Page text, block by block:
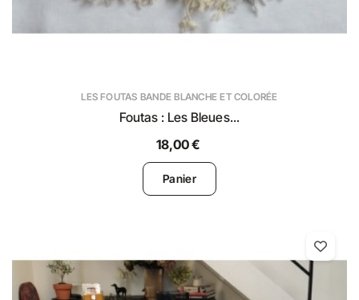
LES FOUTAS BANDE BLANCHE ET COLORÉE
Foutas : Les Bleues...
18,00 €
Panier